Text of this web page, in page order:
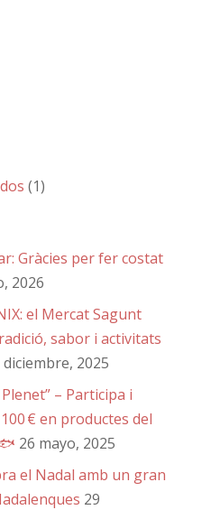
(1)
Gràcies per fer costat
2026
el Mercat Sagunt
sabor i activitats
diciembre, 2025
– Participa i
€ en productes del
26 mayo, 2025
el Nadal amb un gran
29